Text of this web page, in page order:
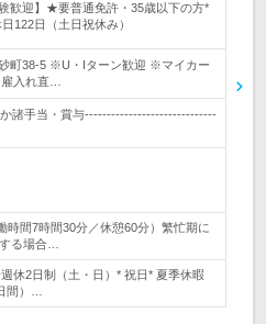
歓迎】★要普通免許・35歳以下の方*
122日（土日祝休み）
町38-5 ※U・Iターン歓迎 ※マイカー
入れ直…
か諸手当・賞与------------------------------
時間7時間30分／休憩60分）繁忙期に
る場合…
休2日制（土・日）* 祝日* 夏季休暇
間）…